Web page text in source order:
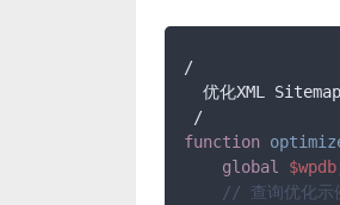
/
优化XML
function
global
$wpdb
// 查询优化示